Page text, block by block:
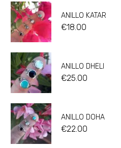
ANILLO KATAR
€18.00
ANILLO DHELI
€25.00
ANILLO DOHA
€22.00